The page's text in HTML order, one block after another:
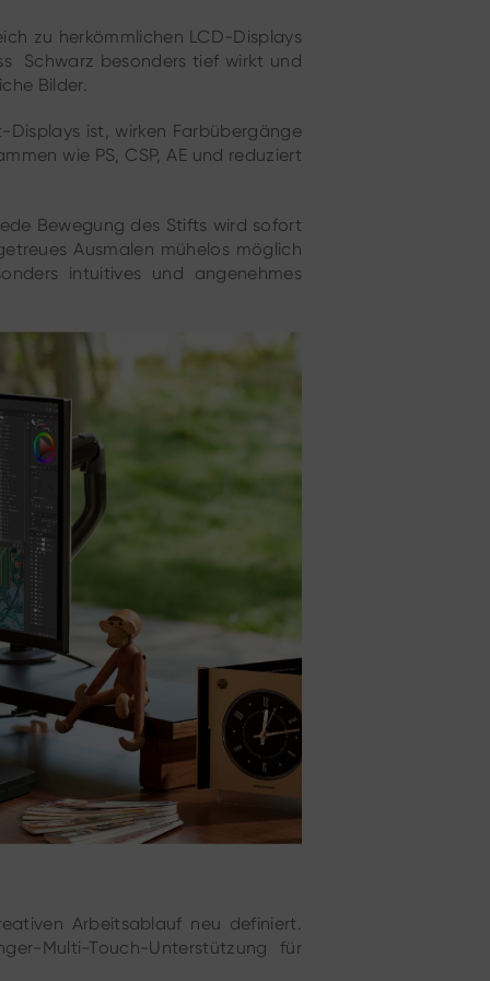
zu herkömmlichen LCD-Displays
Schwarz besonders tief wirkt und
Bilder.
ist, wirken Farbübergänge
wie PS, CSP, AE und reduziert
Bewegung des Stifts wird sofort
Ausmalen mühelos möglich
intuitives und angenehmes
Arbeitsablauf neu definiert.
Multi-Touch-Unterstützung für